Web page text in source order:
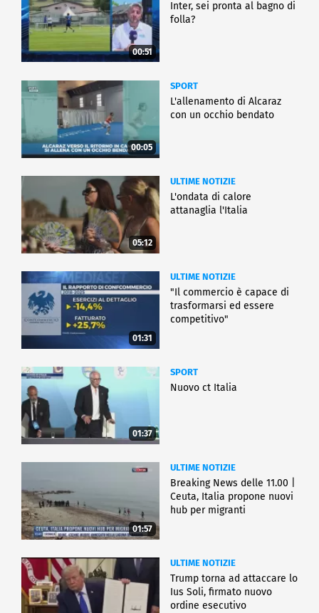
00:51
Inter, sei pronta al bagno di
folla?
00:05
SPORT
L'allenamento di Alcaraz
con un occhio bendato
05:12
ULTIME NOTIZIE
L'ondata di calore
attanaglia l'Italia
01:31
ULTIME NOTIZIE
"Il commercio è capace di
trasformarsi ed essere
competitivo"
01:37
SPORT
Nuovo ct Italia
01:57
ULTIME NOTIZIE
Breaking News delle 11.00 |
Ceuta, Italia propone nuovi
hub per migranti
ULTIME NOTIZIE
Trump torna ad attaccare lo
Ius Soli, firmato nuovo
ordine esecutivo